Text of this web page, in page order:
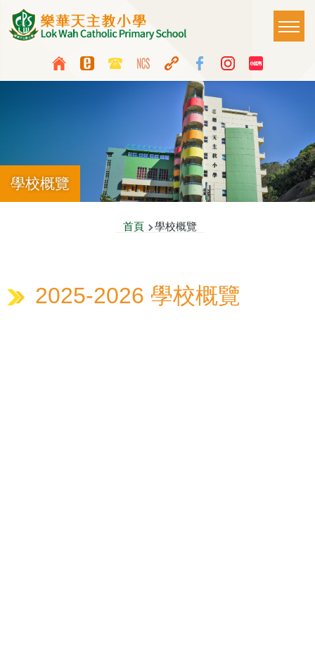
移至主內容
Top
Media
Button
Language
switcher
Main
學校概覽
結
首頁 學校概覽
2025-2026 學校概覽